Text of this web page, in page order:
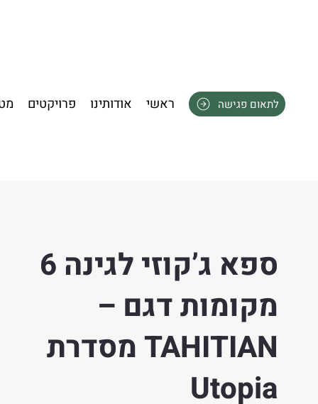
ראשי אודותינו פרויקטים לתאום פגישה
ספא ג’קוזי לגינה 6
מקומות דגם –
TAHITIAN מסדרת
Utopia